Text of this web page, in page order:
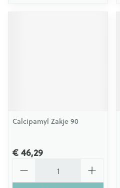
Calcipamyl Zakje 90
€ 46,29